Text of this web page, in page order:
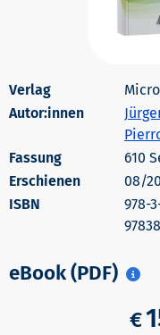
Autor:innen
610
Erschienen
08/
978-
eBook (PDF)
€